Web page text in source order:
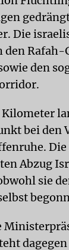
Die
den Rafah-
den
Kilometer
bei den
Abzug
sie